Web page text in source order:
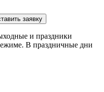
заявку
и праздники
В праздничные дни